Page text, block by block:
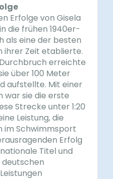
Erfolge von Gisela
die frühen 1940er-
als eine der besten
ihrer Zeit etablierte.
erreichte
über 100 Meter
aufstellte. Mit einer
war sie die erste
Strecke unter 1:20
Leistung, die
im Schwimmsport
Erfolg
Titel und